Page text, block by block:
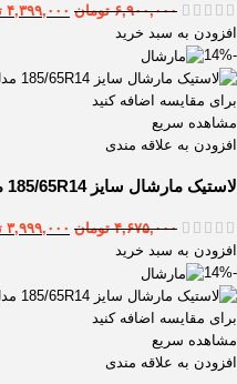
۶,۹۰۰,۰۰۰ تومان ۴,۳۹۹,۰۰۰
افزودن به سبد خرید
-14%
برای مقایسه اضافه کنید
مشاهده سریع
افزودن به علاقه مندی
لاستیک مارشال سایز 185/65R14 مدل MH12
۴,۶۷۵,۰۰۰ تومان ۳,۹۹۹,۰۰۰
افزودن به سبد خرید
-14%
برای مقایسه اضافه کنید
مشاهده سریع
افزودن به علاقه مندی